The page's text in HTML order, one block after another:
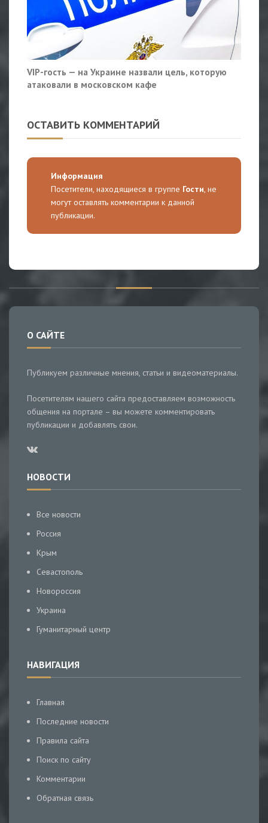
VIP-гость — на Украине назвали цель, которую
атаковали в московском кафе
ОСТАВИТЬ КОММЕНТАРИЙ
Информация
Посетители, находящиеся в группе Гости, не
могут оставлять комментарии к данной
публикации.
О САЙТЕ
Публикуем различные мнения, статьи и видеоматериалы.
Посетителям нашего сайта предоставляем возможность
общения на портале – вы можете комментировать
публикации и добавлять свои.
НОВОСТИ
Все новости
Россия
Крым
Севастополь
Новороссия
Украина
Гуманитарный центр
НАВИГАЦИЯ
Главная
Последние новости
Правила сайта
Поиск по сайту
Комментарии
Обратная связь